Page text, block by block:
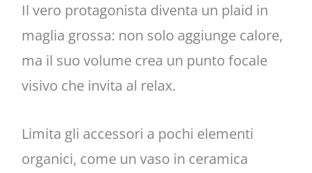
Il vero protagonista diventa un plaid in
maglia grossa: non solo aggiunge calore,
ma il suo volume crea un punto focale
visivo che invita al relax.
Limita gli accessori a pochi elementi
organici, come un vaso in ceramica